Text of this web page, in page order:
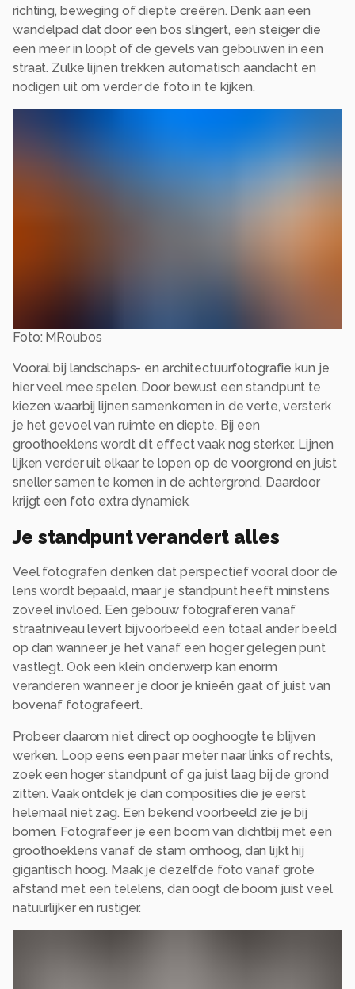
richting, beweging of diepte creëren. Denk aan een
wandelpad dat door een bos slingert, een steiger die
een meer in loopt of de gevels van gebouwen in een
straat. Zulke lijnen trekken automatisch aandacht en
nodigen uit om verder de foto in te kijken.
Foto: MRoubos
Vooral bij landschaps- en architectuurfotografie kun je
hier veel mee spelen. Door bewust een standpunt te
kiezen waarbij lijnen samenkomen in de verte, versterk
je het gevoel van ruimte en diepte. Bij een
groothoeklens wordt dit effect vaak nog sterker. Lijnen
lijken verder uit elkaar te lopen op de voorgrond en juist
sneller samen te komen in de achtergrond. Daardoor
krijgt een foto extra dynamiek.
Je standpunt verandert alles
Veel fotografen denken dat perspectief vooral door de
lens wordt bepaald, maar je standpunt heeft minstens
zoveel invloed. Een gebouw fotograferen vanaf
straatniveau levert bijvoorbeeld een totaal ander beeld
op dan wanneer je het vanaf een hoger gelegen punt
vastlegt. Ook een klein onderwerp kan enorm
veranderen wanneer je door je knieën gaat of juist van
bovenaf fotografeert.
Probeer daarom niet direct op ooghoogte te blijven
werken. Loop eens een paar meter naar links of rechts,
zoek een hoger standpunt of ga juist laag bij de grond
zitten. Vaak ontdek je dan composities die je eerst
helemaal niet zag. Een bekend voorbeeld zie je bij
bomen. Fotografeer je een boom van dichtbij met een
groothoeklens vanaf de stam omhoog, dan lijkt hij
gigantisch hoog. Maak je dezelfde foto vanaf grote
afstand met een telelens, dan oogt de boom juist veel
natuurlijker en rustiger.